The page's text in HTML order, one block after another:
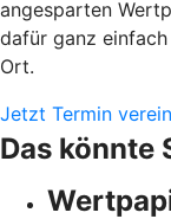
angesparten
dafür ganz
Ort.
Jetzt Termin
Das könnte